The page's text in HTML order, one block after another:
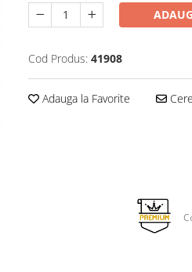
Cod Produs: 41908
Adauga la Favorite